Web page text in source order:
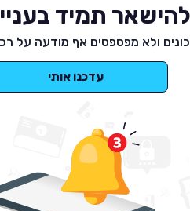
להישאר תמיד
ולא מפספסים אף מודעה על
עדכנו אותי